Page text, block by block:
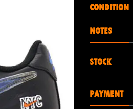
CONDITION
NOTES
STOCK
PAYMENT